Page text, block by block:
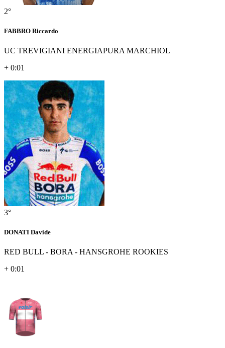
2°
FABBRO Riccardo
UC TREVIGIANI ENERGIAPURA MARCHIOL
+ 0:01
3°
DONATI Davide
RED BULL - BORA - HANSGROHE ROOKIES
+ 0:01